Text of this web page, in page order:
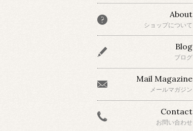
About
ショップについて
Blog
ブログ
Mail Magazine
メールマガジン
Contact
お問い合わせ